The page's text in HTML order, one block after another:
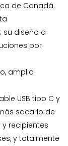
de Canadá.
su diseño a
por
amplia
USB tipo C y
sacarlo de
recipientes
y totalmente